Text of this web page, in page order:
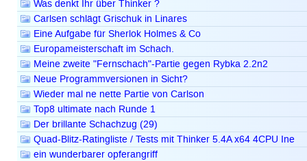
Was denkt Ihr über Thinker ?
Carlsen schlägt Grischuk in Linares
Eine Aufgabe für Sherlok Holmes & Co
Europameisterschaft im Schach.
Meine zweite "Fernschach"-Partie gegen Rybka 2.2n2
Neue Programmversionen in Sicht?
Wieder mal ne nette Partie von Carlson
Top8 ultimate nach Runde 1
Der brillante Schachzug (29)
Quad-Blitz-Ratingliste / Tests mit Thinker 5.4A x64 4CPU Ine
ein wunderbarer opferangriff